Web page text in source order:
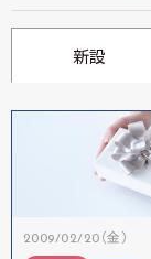
新設
2009/02/20（金）